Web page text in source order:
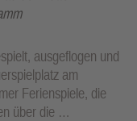
ausgeflogen und
am
Ferienspiele, die
über die …